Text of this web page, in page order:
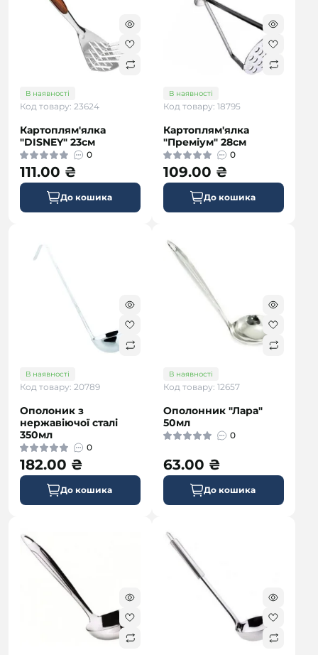
В наявності
Код товару: 23624
Картоплям'ялка
"DISNEY" 23см
0
111.00 ₴
До кошика
В наявності
Код товару: 18795
Картоплям'ялка
"Преміум" 28см
0
109.00 ₴
До кошика
В наявності
Код товару: 20789
Ополоник з
нержавіючої сталі
350мл
0
182.00 ₴
До кошика
В наявності
Код товару: 12657
Ополонник "Лара"
50мл
0
63.00 ₴
До кошика